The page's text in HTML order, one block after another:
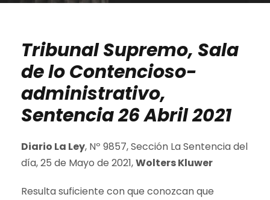
Tribunal Supremo, Sala
de lo Contencioso-
administrativo,
Sentencia 26 Abril 2021
Diario La Ley, Nº 9857, Sección La Sentencia del
día, 25 de Mayo de 2021,Wolters Kluwer
Resulta suficiente con que conozcan que